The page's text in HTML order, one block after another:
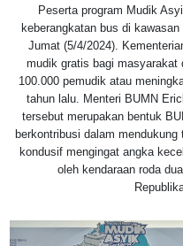
Peserta program Mudik
keberangkatan bus di
Jumat (5/4/2024).
mudik gratis bagi masyarakat
100.000 pemudik atau
tahun lalu. Menteri BUMN
tersebut merupakan bentuk
berkontribusi dalam
kondusif mengingat angka
oleh kendaraan roda